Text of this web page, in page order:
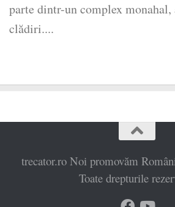
parte dintr-un complex
clădiri....
trecator.ro Noi promovăm
Toate drepturile